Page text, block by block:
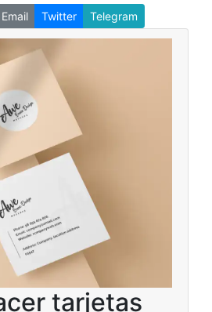
Email Twitter Telegram
tarjetas